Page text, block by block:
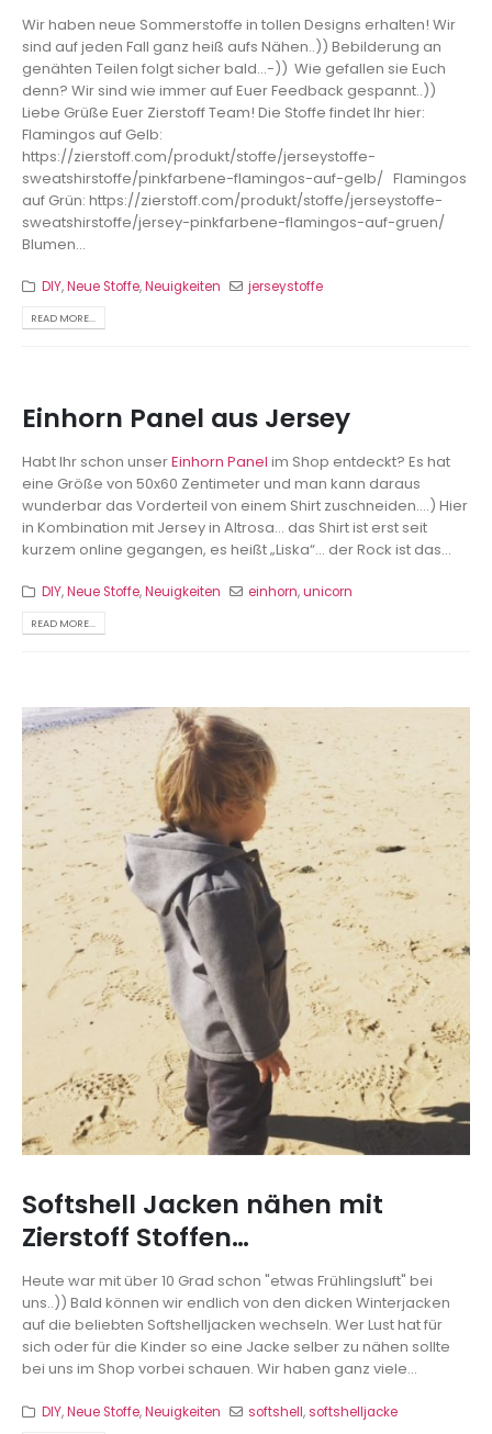
Wir haben neue Sommerstoffe in tollen Designs erhalten! Wir
sind auf jeden Fall ganz heiß aufs Nähen..)) Bebilderung an
genähten Teilen folgt sicher bald...-)) Wie gefallen sie Euch
denn? Wir sind wie immer auf Euer Feedback gespannt..))
Liebe Grüße Euer Zierstoff Team! Die Stoffe findet Ihr hier:
Flamingos auf Gelb:
https://zierstoff.com/produkt/stoffe/jerseystoffe-
sweatshirstoffe/pinkfarbene-flamingos-auf-gelb/ Flamingos
auf Grün: https://zierstoff.com/produkt/stoffe/jerseystoffe-
sweatshirstoffe/jersey-pinkfarbene-flamingos-auf-gruen/
Blumen...
DIY,Neue Stoffe,Neuigkeiten jerseystoffe
READ MORE...
Einhorn Panel aus Jersey
Habt Ihr schon unserEinhorn Panel im Shop entdeckt? Es hat
eine Größe von 50x60 Zentimeter und man kann daraus
wunderbar das Vorderteil von einem Shirt zuschneiden….) Hier
in Kombination mit Jersey in Altrosa… das Shirt ist erst seit
kurzem online gegangen, es heißt „Liska“… der Rock ist das...
DIY,Neue Stoffe,Neuigkeiten einhorn,unicorn
READ MORE...
Softshell Jacken nähen mit
Zierstoff Stoffen…
Heute war mit über 10 Grad schon "etwas Frühlingsluft" bei
uns..)) Bald können wir endlich von den dicken Winterjacken
auf die beliebten Softshelljacken wechseln. Wer Lust hat für
sich oder für die Kinder so eine Jacke selber zu nähen sollte
bei uns im Shop vorbei schauen. Wir haben ganz viele...
DIY,Neue Stoffe,Neuigkeiten softshell,softshelljacke